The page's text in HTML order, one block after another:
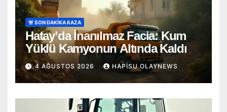
🚨 SON DAKİKA KAZA
Hatay’da İnanılmaz Facia: Kum
Yüklü Kamyonun Altında Kaldı
4 AĞUSTOS 2026 HAPISU OLAYNEWS